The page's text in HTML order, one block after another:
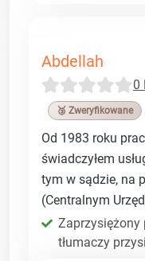
Abdellah
0
🥉 Zweryfikowane
Od 1983 roku
świadczyłem
tym w sądzie, na
(Centralnym
Zaprzysiężony
tłumaczy